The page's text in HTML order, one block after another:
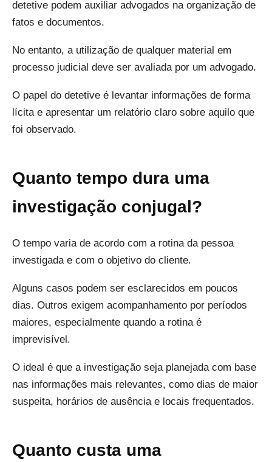
detetive podem auxiliar advogados na organização de
fatos e documentos.
No entanto, a utilização de qualquer material em
processo judicial deve ser avaliada por um advogado.
O papel do detetive é levantar informações de forma
lícita e apresentar um relatório claro sobre aquilo que
foi observado.
Quanto tempo dura uma
investigação conjugal?
O tempo varia de acordo com a rotina da pessoa
investigada e com o objetivo do cliente.
Alguns casos podem ser esclarecidos em poucos
dias. Outros exigem acompanhamento por períodos
maiores, especialmente quando a rotina é
imprevisível.
O ideal é que a investigação seja planejada com base
nas informações mais relevantes, como dias de maior
suspeita, horários de ausência e locais frequentados.
Quanto custa uma